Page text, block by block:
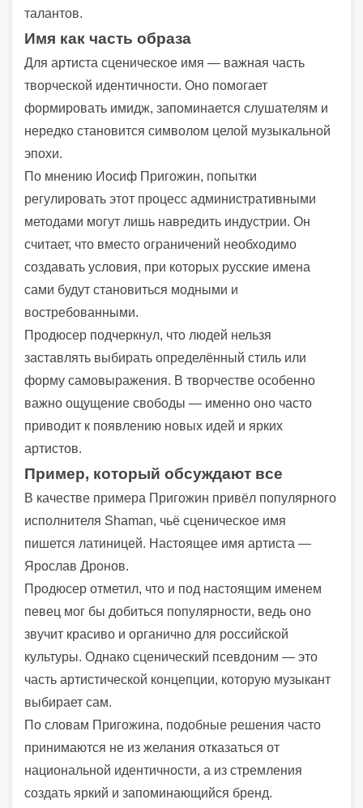
талантов.
Имя как часть образа
Для артиста сценическое имя — важная часть
творческой идентичности. Оно помогает
формировать имидж, запоминается слушателям и
нередко становится символом целой музыкальной
эпохи.
По мнению Иосиф Пригожин, попытки
регулировать этот процесс административными
методами могут лишь навредить индустрии. Он
считает, что вместо ограничений необходимо
создавать условия, при которых русские имена
сами будут становиться модными и
востребованными.
Продюсер подчеркнул, что людей нельзя
заставлять выбирать определённый стиль или
форму самовыражения. В творчестве особенно
важно ощущение свободы — именно оно часто
приводит к появлению новых идей и ярких
артистов.
Пример, который обсуждают все
В качестве примера Пригожин привёл популярного
исполнителя Shaman, чьё сценическое имя
пишется латиницей. Настоящее имя артиста —
Ярослав Дронов.
Продюсер отметил, что и под настоящим именем
певец мог бы добиться популярности, ведь оно
звучит красиво и органично для российской
культуры. Однако сценический псевдоним — это
часть артистической концепции, которую музыкант
выбирает сам.
По словам Пригожина, подобные решения часто
принимаются не из желания отказаться от
национальной идентичности, а из стремления
создать яркий и запоминающийся бренд.